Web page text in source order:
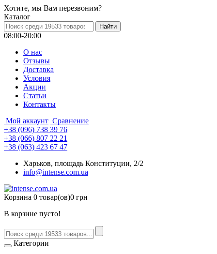
Хотите, мы Вам перезвоним?
Каталог
08:00-20:00
О нас
Отзывы
Доставка
Условия
Aкции
Статьи
Контакты
Мой аккаунт Сравнение
+38 (096) 738 39 76
+38 (066) 807 22 21
+38 (063) 423 67 47
Харьков, площадь Конституции, 2/2
info@intense.com.ua
Корзина 0 товар(ов)0 грн
В корзине пусто!
Категории